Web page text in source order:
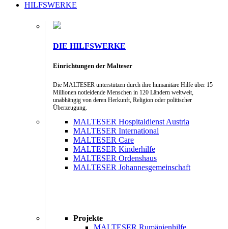
HILFSWERKE
DIE HILFSWERKE
Einrichtungen der Malteser
Die MALTESER unterstützen durch ihre humanitäre Hilfe über 15
Millionen notleidende Menschen in 120 Ländern weltweit,
unabhängig von deren Herkunft, Religion oder politischer
Überzeugung.
MALTESER Hospitaldienst Austria
MALTESER International
MALTESER Care
MALTESER Kinderhilfe
MALTESER Ordenshaus
MALTESER Johannesgemeinschaft
Projekte
MALTESER Rumänienhilfe